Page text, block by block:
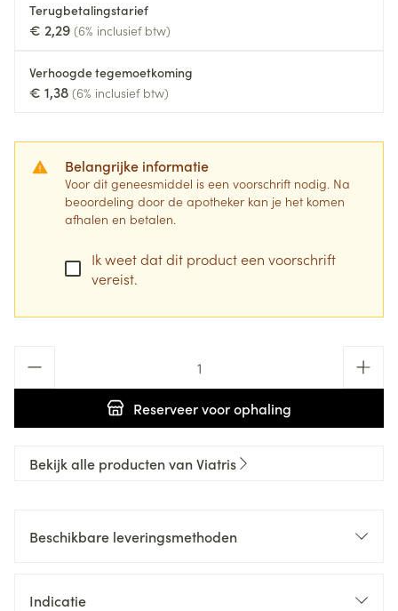
Terugbetalingstarief
€ 2,29 (6% inclusief btw)
Verhoogde tegemoetkoming
€ 1,38 (6% inclusief btw)
Belangrijke informatie
Voor dit geneesmiddel is een voorschrift nodig. Na
beoordeling door de apotheker kan je het komen
afhalen en betalen.
Ik weet dat dit product een voorschrift
vereist.
Reserveervoor ophaling
Bekijk alle producten van Viatris
Beschikbare leveringsmethoden
Indicatie